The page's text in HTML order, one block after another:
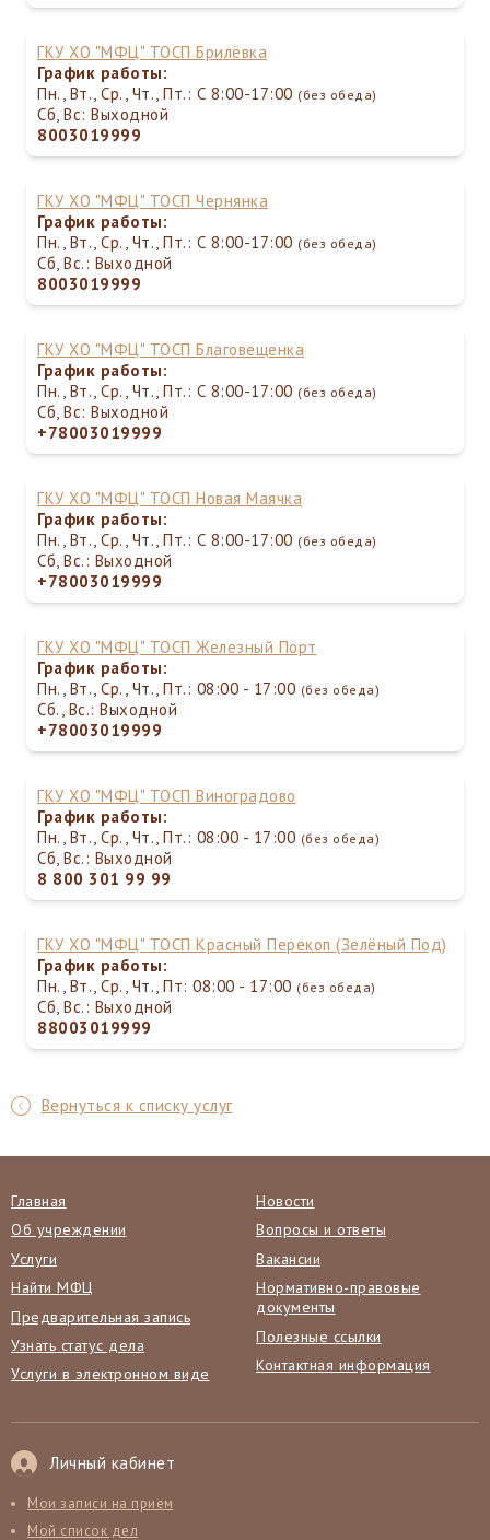
ГКУ ХО "МФЦ" ТОСП Брилёвка
График работы:
Пн., Вт., Ср., Чт., Пт.: С 8:00-17:00 (без обеда)
Сб, Вс: Выходной
8003019999
ГКУ ХО "МФЦ" ТОСП Чернянка
График работы:
Пн., Вт., Ср., Чт., Пт.: С 8:00-17:00 (без обеда)
Сб, Вс.: Выходной
8003019999
ГКУ ХО "МФЦ" ТОСП Благовещенка
График работы:
Пн., Вт., Ср., Чт., Пт.: С 8:00-17:00 (без обеда)
Сб, Вс: Выходной
+78003019999
ГКУ ХО "МФЦ" ТОСП Новая Маячка
График работы:
Пн., Вт., Ср., Чт., Пт.: С 8:00-17:00 (без обеда)
Сб, Вс.: Выходной
+78003019999
ГКУ ХО "МФЦ" ТОСП Железный Порт
График работы:
Пн., Вт., Ср., Чт., Пт.: 08:00 - 17:00 (без обеда)
Сб., Вс.: Выходной
+78003019999
ГКУ ХО "МФЦ" ТОСП Виноградово
График работы:
Пн., Вт., Ср., Чт., Пт.: 08:00 - 17:00 (без обеда)
Сб, Вс.: Выходной
8 800 301 99 99
ГКУ ХО "МФЦ" ТОСП Красный Перекоп (Зелёный Под)
График работы:
Пн., Вт., Ср., Чт., Пт: 08:00 - 17:00 (без обеда)
Сб, Вс.: Выходной
88003019999
Вернуться к списку услуг
Главная
Об учреждении
Услуги
Найти МФЦ
Предварительная запись
Узнать статус дела
Услуги в электронном виде
Новости
Вопросы и ответы
Вакансии
Нормативно-правовые
документы
Полезные ссылки
Контактная информация
Личный кабинет
Мои записи на прием
Мой список дел